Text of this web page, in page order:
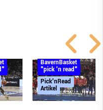
BayernBasket
"pick 'n read"
Pick'nRead
Artikel